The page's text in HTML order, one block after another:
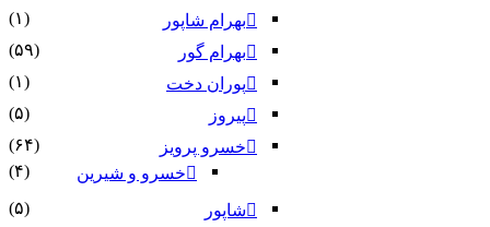
بهرام شاپور
(۱)
بهرام گور
(۵۹)
پوران دخت
(۱)
پیروز
(۵)
خسرو پرویز
(۶۴)
خسرو و شیرین
(۴)
شاپور
(۵)